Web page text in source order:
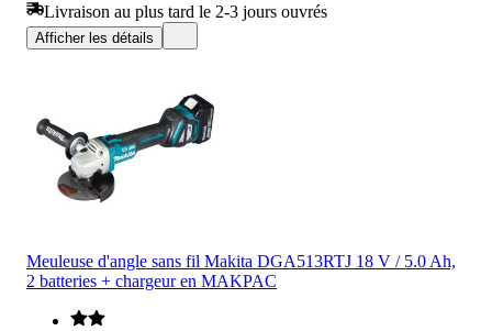
Livraison au plus tard le 2-3 jours ouvrés
Afficher les détails
Meuleuse d'angle sans fil Makita DGA513RTJ 18 V / 5.0 Ah,
2 batteries + chargeur en MAKPAC